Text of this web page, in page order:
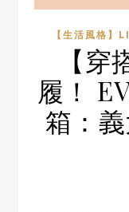
【生活風格】
【
履！
箱：